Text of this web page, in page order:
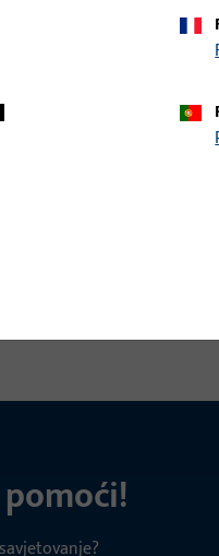
visina / dubina 18,5 mm,